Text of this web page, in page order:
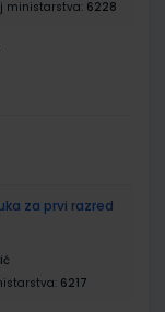
ministarstva: 6228
za prvi razred
6217